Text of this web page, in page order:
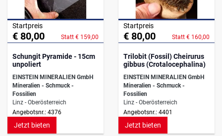
Startpreis
€ 80,00 Statt € 159,00
Schungit Pyramide - 15cm
unpoliert
EINSTEIN MINERALIEN GmbH
Mineralien - Schmuck -
Fossilien
Linz - Oberösterreich
Angebotsnr.: 4376
Jetzt bieten
Startpreis
€ 80,00 Statt € 160,00
Trilobit (Fossil) Cheirurus
gibbus (Crotalocephalina)
EINSTEIN MINERALIEN GmbH
Mineralien - Schmuck -
Fossilien
Linz - Oberösterreich
Angebotsnr.: 4401
Jetzt bieten